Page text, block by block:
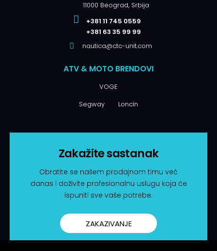
11000 Beograd, Srbija
+381 11 745 0559
+381 63 35 99 99
nautica@ctc-unit.com
ATV & MOTO BRENDOVI
VOGE
Segway Loncin
Zakažite sastanak
Obratite se našem prodajnom timu već
danas i doživite profesionalnu uslugu koja će
ispuniti sve vaše potrebe.
ZAKAZIVANJE